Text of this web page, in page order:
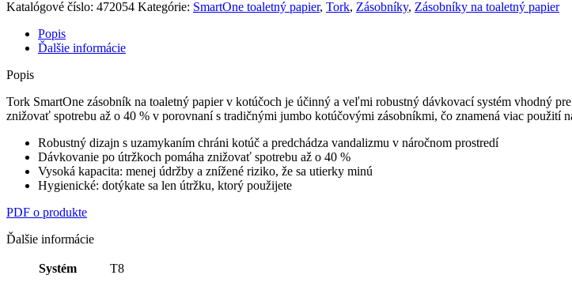
na
toaletný
papier
kotúči
Katalógové číslo: 472054 Kategórie: SmartOne toaletný papier, Tork, Zásobníky, Zásobníky na toaletný papier
Popis
Ďalšie informácie
Popis
Tork SmartOne zásobník na toaletný papier v kotúčoch je účinný a veľmi robustný dávkovací systém vhodný
znižovať spotrebu až o 40 % v porovnaní s tradičnými jumbo kotúčovými zásobníkmi, čo znamená viac použití
Robustný dizajn s uzamykaním chráni kotúč a predchádza vandalizmu v náročnom prostredí
Dávkovanie po útržkoch pomáha znižovať spotrebu až o 40 %
Vysoká kapacita: menej údržby a znížené riziko, že sa utierky minú
Hygienické: dotýkate sa len útržku, ktorý použijete
PDF o produkte
Ďalšie informácie
Systém T8